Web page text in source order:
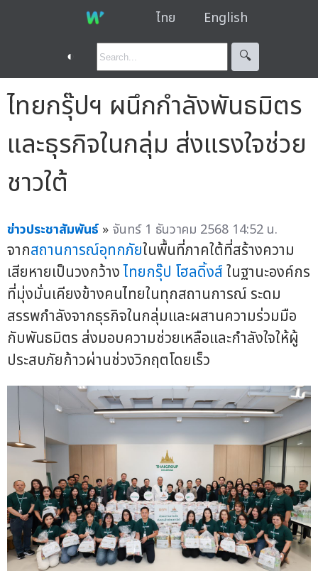
ไทย English
◐ 🔍︎
ไทยกรุ๊ปฯ ผนึกกำลังพันธมิตร
และธุรกิจในกลุ่ม ส่งแรงใจช่วย
ชาวใต้
ข่าวประชาสัมพันธ์ » จันทร์ 1 ธันวาคม 2568 14:52 น.
จากสถานการณ์อุทกภัยในพื้นที่ภาคใต้ที่สร้างความ
เสียหายเป็นวงกว้างไทยกรุ๊ป โฮลดิ้งส์ในฐานะองค์กร
ที่มุ่งมั่นเคียงข้างคนไทยในทุกสถานการณ์ ระดม
สรรพกำลังจากธุรกิจในกลุ่มและผสานความร่วมมือ
กับพันธมิตร ส่งมอบความช่วยเหลือและกำลังใจให้ผู้
ประสบภัยก้าวผ่านช่วงวิกฤตโดยเร็ว